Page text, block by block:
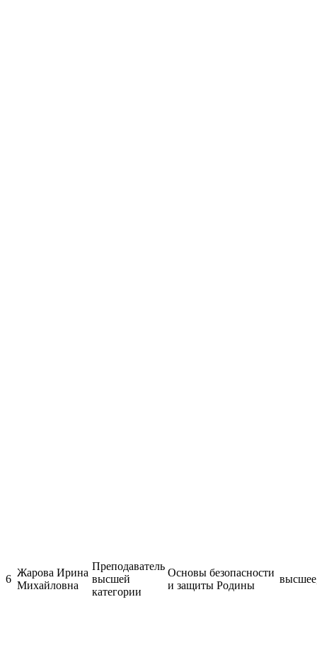
6
Жарова Ирина
Михайловна
Преподаватель
высшей
категории
Основы безопасности
и защиты Родины